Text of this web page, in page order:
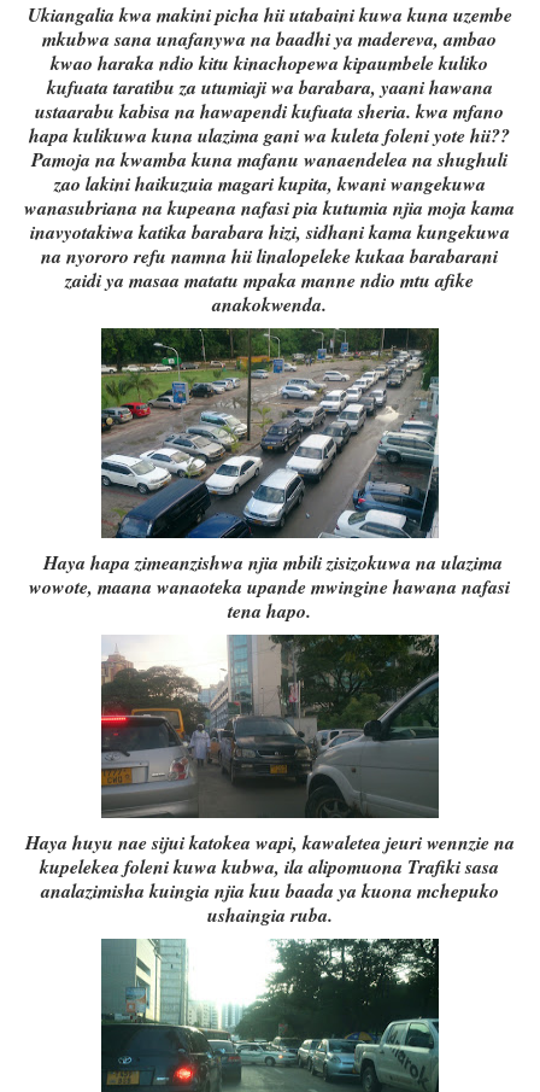
Ukiangalia kwa makini picha hii utabaini kuwa kuna uzembe
mkubwa sana unafanywa na baadhi ya madereva, ambao
kwao haraka ndio kitu kinachopewa kipaumbele kuliko
kufuata taratibu za utumiaji wa barabara, yaani hawana
ustaarabu kabisa na hawapendi kufuata sheria. kwa mfano
hapa kulikuwa kuna ulazima gani wa kuleta foleni yote hii??
Pamoja na kwamba kuna mafanu wanaendelea na shughuli
zao lakini haikuzuia magari kupita, kwani wangekuwa
wanasubriana na kupeana nafasi pia kutumia njia moja kama
inavyotakiwa katika barabara hizi, sidhani kama kungekuwa
na nyororo refu namna hii linalopeleke kukaa barabarani
zaidi ya masaa matatu mpaka manne ndio mtu afike
anakokwenda.
Haya hapa zimeanzishwa njia mbili zisizokuwa na ulazima
wowote, maana wanaoteka upande mwingine hawana nafasi
tena hapo.
Haya huyu nae sijui katokea wapi, kawaletea jeuri wennzie na
kupelekea foleni kuwa kubwa, ila alipomuona Trafiki sasa
analazimisha kuingia njia kuu baada ya kuona mchepuko
ushaingia ruba.